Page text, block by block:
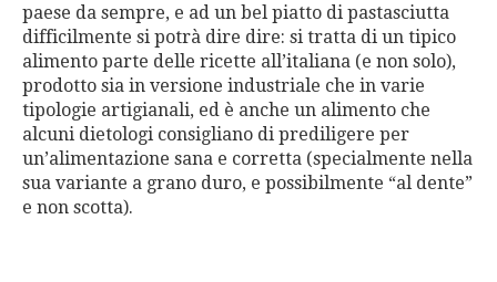
paese da sempre, e ad un bel piatto di pastasciutta
difficilmente si potrà dire dire: si tratta di un tipico
alimento parte delle ricette all’italiana (e non solo),
prodotto sia in versione industriale che in varie
tipologie artigianali, ed è anche un alimento che
alcuni dietologi consigliano di prediligere per
un’alimentazione sana e corretta (specialmente nella
sua variante a grano duro, e possibilmente “al dente”
e non scotta).